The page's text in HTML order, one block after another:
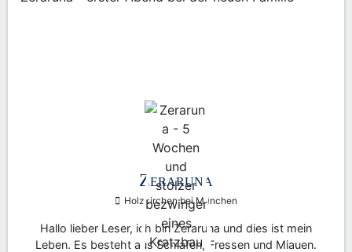
Zeraruna
Holzkirchen bei München
Hallo lieber Leser, ich bin Zeraruna und dies ist mein
Leben. Es besteht aus Schlafen, Fressen und Miauen.